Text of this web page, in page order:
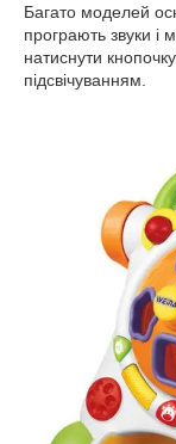
Багато моделей
програють звуки і
натиснути
підсвічуванням.